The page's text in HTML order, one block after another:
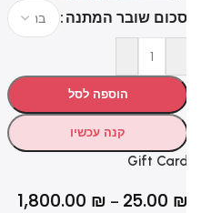
שובר המתנה
הוספה לסל
קנה עכשיו
Gift
25.00
–
1,800.00₪
₪